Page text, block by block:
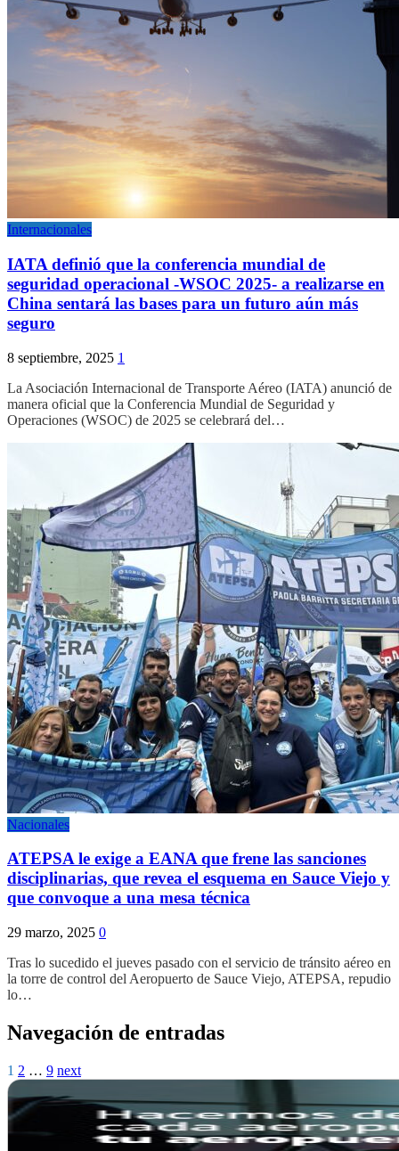
Internacionales
IATA definió que la conferencia mundial de
seguridad operacional -WSOC 2025- a realizarse en
China sentará las bases para un futuro aún más
seguro
8 septiembre, 2025 1
La Asociación Internacional de Transporte Aéreo (IATA) anunció de
manera oficial que la Conferencia Mundial de Seguridad y
Operaciones (WSOC) de 2025 se celebrará del…
Nacionales
ATEPSA le exige a EANA que frene las sanciones
disciplinarias, que revea el esquema en Sauce Viejo y
que convoque a una mesa técnica
29 marzo, 2025 0
Tras lo sucedido el jueves pasado con el servicio de tránsito aéreo en
la torre de control del Aeropuerto de Sauce Viejo, ATEPSA, repudio
lo…
Navegación de entradas
1 2 … 9 next